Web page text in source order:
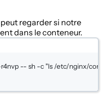
regarder si notre
dans le conteneur.
-- sh -c "ls /etc/nginx/